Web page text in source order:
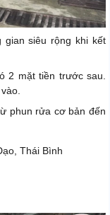
gian siêu rộng khi kết
2 mặt tiền trước sau.
phun rửa cơ bản đến
Thái Bình